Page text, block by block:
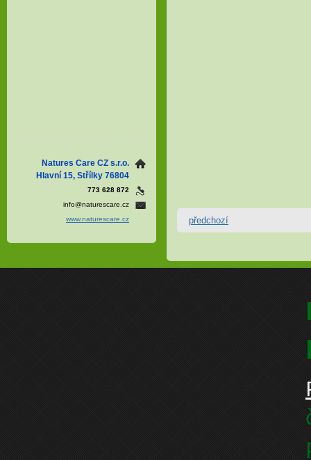
předchozí
Natures Care CZ s.r.o.
Hlavní 15, Střílky 76804
773 628 872
info@naturescare.cz
www.naturescare.cz